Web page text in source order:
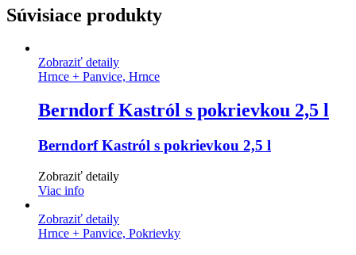
Súvisiace produkty
Zobraziť detaily
Hrnce + Panvice, Hrnce
Berndorf Kastról s pokrievkou 2,5 l
Berndorf Kastról s pokrievkou 2,5 l
Zobraziť detaily
Viac info
Zobraziť detaily
Hrnce + Panvice, Pokrievky